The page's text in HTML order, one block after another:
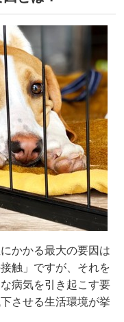
かかる最大の要因は
触」ですが、それを
病気を引き起こす要
させる生活環境が挙